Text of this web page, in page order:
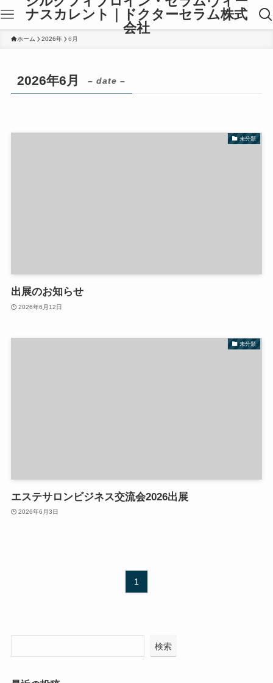
ナスカレント｜ドクターセラム株式
会社
ホーム 2026年 6月
2026年6月 – date –
未分類
出展のお知らせ
2026年6月12日
未分類
エステサロンビジネス交流会2026出展
2026年6月3日
1
検索